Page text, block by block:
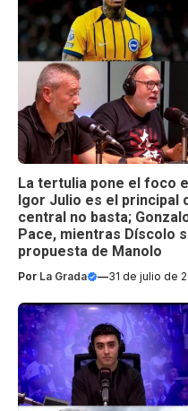
La tertulia pone el foco
Igor Julio es el principal
central no basta;
Pace, mientras Díscolo
propuesta de Manolo
Por La Grada —31 de julio de